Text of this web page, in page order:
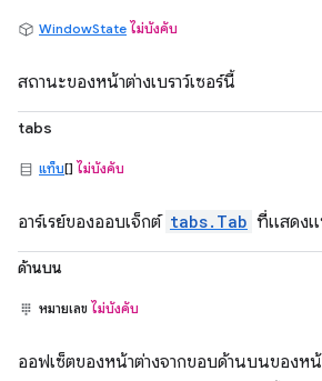
WindowState ไม่บังคับ
สถานะของหน้าต่างเบราว์เซอร์นี้
tabs
แท็บ[] ไม่บังคับ
อาร์เรย์ของออบเจ็กต์ tabs.Tab ที่แสดง
ด้านบน
หมายเลข ไม่บังคับ
ออฟเซ็ตของหน้าต่างจากขอบด้านบนของห